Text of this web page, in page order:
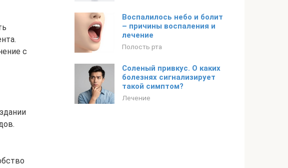
с
Воспалилось небо и болит
– причины воспаления и
лечение
Полость рта
Соленый привкус. О каких
болезнях сигнализирует
такой симптом?
Лечение